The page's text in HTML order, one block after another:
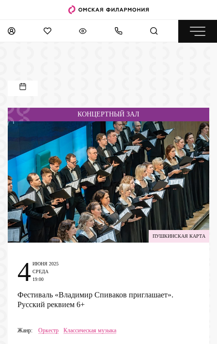
КОНЦЕРТНЫЙ ЗАЛ
ПУШКИНСКАЯ КАРТА
Фестиваль «Владимир Спиваков приглашает».
Русский реквием 6+
Жанр: Оркестр Классическая музыка
4 ИЮНЯ 2025
СРЕДА
19:00